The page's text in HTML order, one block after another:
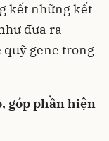
kết những kết
đưa ra
gene trong
góp phần hiện